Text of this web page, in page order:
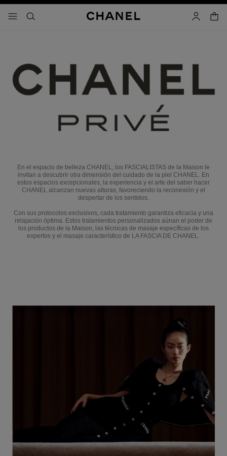
- navegación principal
buscar cuenta
carrito
En el espacio de belleza CHANEL, los FASCIALISTAS de la Maison le
invitan a descubrir otra dimensión del cuidado de la piel CHANEL. En
estos espacios excepcionales, la experiencia y el arte del saber hacer
CHANEL alcanzan nuevas alturas, favoreciendo la reconexión y el
despertar de los sentidos.
Con sus protocolos exclusivos, cada tratamiento garantiza eficacia y una
relajación óptima. Estos tratamientos personalizados aúnan el poder de
los productos de la Maison, las técnicas de masaje específicas de los
expertos y el masaje característico de LA FASCIA DE CHANEL.